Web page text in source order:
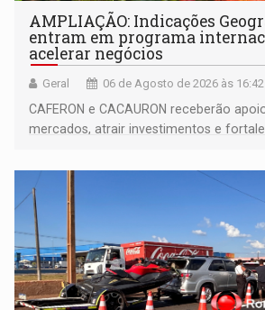
AMPLIAÇÃO: Indicações
entram em programa
acelerar negócios
Geral 06 de Agosto de 2026 às 16:42
CAFERON e CACAURON receberão
mercados, atrair investimentos e